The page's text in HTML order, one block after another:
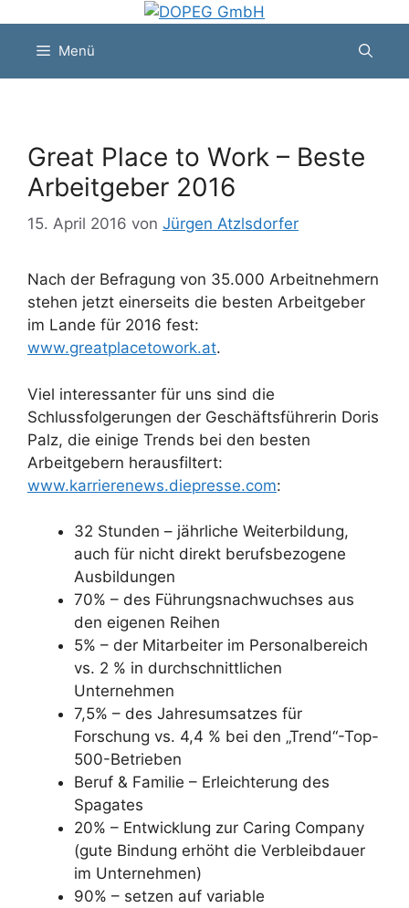
springenMenü
Great Place to Work – Beste
Arbeitgeber 2016
15. April 2016 von Jürgen Atzlsdorfer
Nach der Befragung von 35.000 Arbeitnehmern
stehen jetzt einerseits die besten Arbeitgeber
im Lande für 2016 fest:
www.greatplacetowork.at.
Viel interessanter für uns sind die
Schlussfolgerungen der Geschäftsführerin Doris
Palz, die einige Trends bei den besten
Arbeitgebern herausfiltert:
www.karrierenews.diepresse.com:
32 Stunden – jährliche Weiterbildung,
auch für nicht direkt berufsbezogene
Ausbildungen
70% – des Führungsnachwuchses aus
den eigenen Reihen
5% – der Mitarbeiter im Personalbereich
vs. 2 % in durchschnittlichen
Unternehmen
7,5% – des Jahresumsatzes für
Forschung vs. 4,4 % bei den „Trend“-Top-
500-Betrieben
Beruf & Familie – Erleichterung des
Spagates
20% – Entwicklung zur Caring Company
(gute Bindung erhöht die Verbleibdauer
im Unternehmen)
90% – setzen auf variable